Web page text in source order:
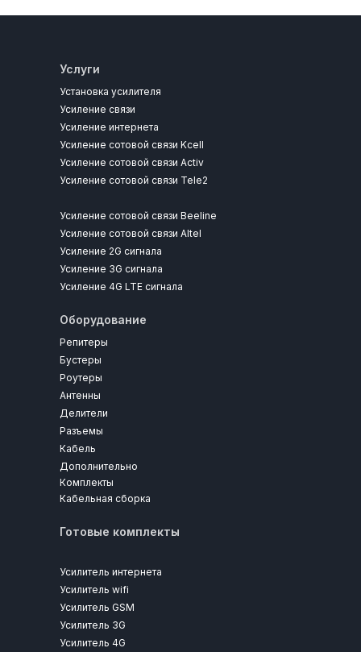
Услуги
Готовые комплекты
Оборудование
Установка усилителя
Репитеры
Бустеры
Роутеры
Антенны
Делители
Разъемы
Кабель
Дополнительно
Усилитель интернета
Усилитель wifi
Усилитель GSM
Усилитель 3G
Усилитель 4G
Усиление связи
Усиление интернета
Усиление сотовой связи Kcell
Усиление сотовой связи Activ
Усиление сотовой связи Tele2
Усиление сотовой связи Beeline
Усиление сотовой связи Altel
Усиление 2G сигнала
Усиление 3G сигнала
Усиление 4G LTE сигнала
Кабельная сборка
Комплекты